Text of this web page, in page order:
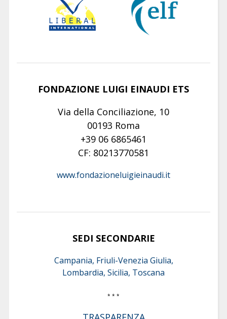
FONDAZIONE LUIGI EINAUDI ETS
Via della Conciliazione, 10
00193 Roma
+39 06 6865461
CF: 80213770581
www.fondazioneluigieinaudi.it
SEDI SECONDARIE
Campania, Friuli-Venezia Giulia,
Lombardia, Sicilia, Toscana
* * *